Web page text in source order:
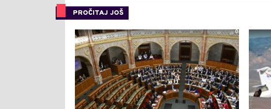
PROČITAJ JOŠ
0